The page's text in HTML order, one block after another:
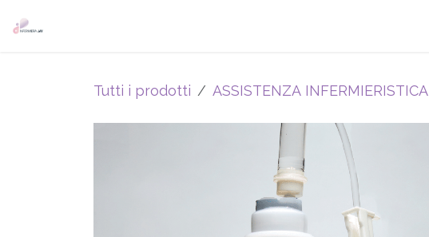
Tutti i prodotti ASSISTENZA INFERMIERISTICA